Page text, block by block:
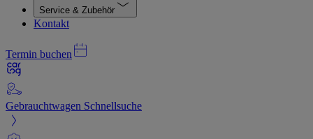
Service & Zubehör
Kontakt
Termin buchen
Gebrauchtwagen Schnellsuche